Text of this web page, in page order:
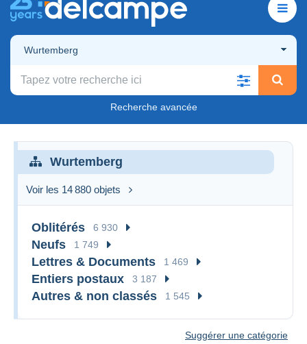
Wurtemberg
Recherche avancée
Wurtemberg
Voir les 14 880 objets
Oblitérés 6 930
Neufs 1 749
Lettres & Documents 1 469
Entiers postaux 3 187
Autres & non classés 1 545
Suggérer une catégorie